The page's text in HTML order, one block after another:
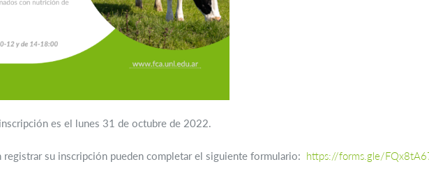
es el lunes 31 de octubre de 2022.
registrar su inscripción pueden completar el siguiente formulario: https://forms.gle/